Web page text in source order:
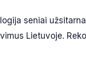
seniai
Lietuvoje.